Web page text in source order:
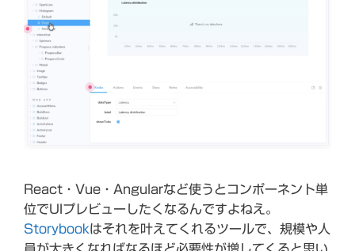
React・Vue・Angularなど使うとコンポーネント単
位でUIプレビューしたくなるんですよねえ。
Storybookはそれを叶えてくれるツールで、規模や人